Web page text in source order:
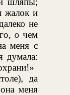
жалок и
не
о чем
меня с
думала:
да
меня